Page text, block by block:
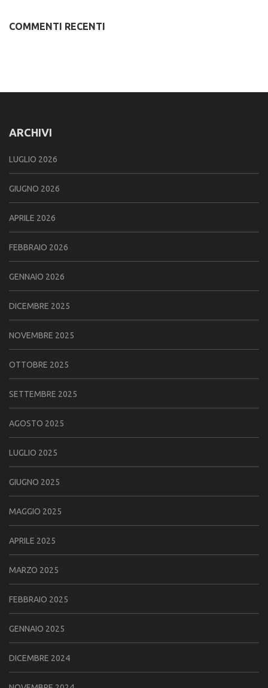
COMMENTI RECENTI
ARCHIVI
LUGLIO 2026
GIUGNO 2026
APRILE 2026
FEBBRAIO 2026
GENNAIO 2026
DICEMBRE 2025
NOVEMBRE 2025
OTTOBRE 2025
SETTEMBRE 2025
AGOSTO 2025
LUGLIO 2025
GIUGNO 2025
MAGGIO 2025
APRILE 2025
MARZO 2025
FEBBRAIO 2025
GENNAIO 2025
DICEMBRE 2024